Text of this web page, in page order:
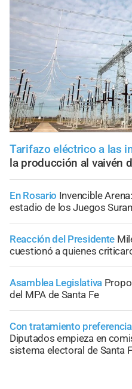
Tarifazo eléctrico a las
la producción al vaivén
En Rosario Invencible
estadio de los Juegos
Reacción del Presidente
cuestionó a quienes
Asamblea Legislativa
del MPA de Santa Fe
Con tratamiento
Diputados empieza en
sistema electoral de Santa